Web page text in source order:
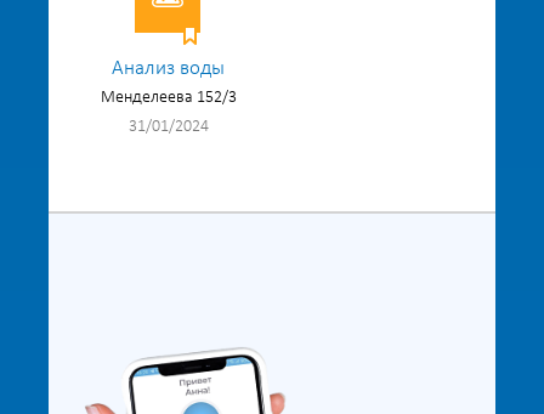
Анализ воды
Менделеева 152/3
31/01/2024